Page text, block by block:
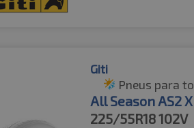
Giti
Pneus para
All Season AS2
225/55R18102V